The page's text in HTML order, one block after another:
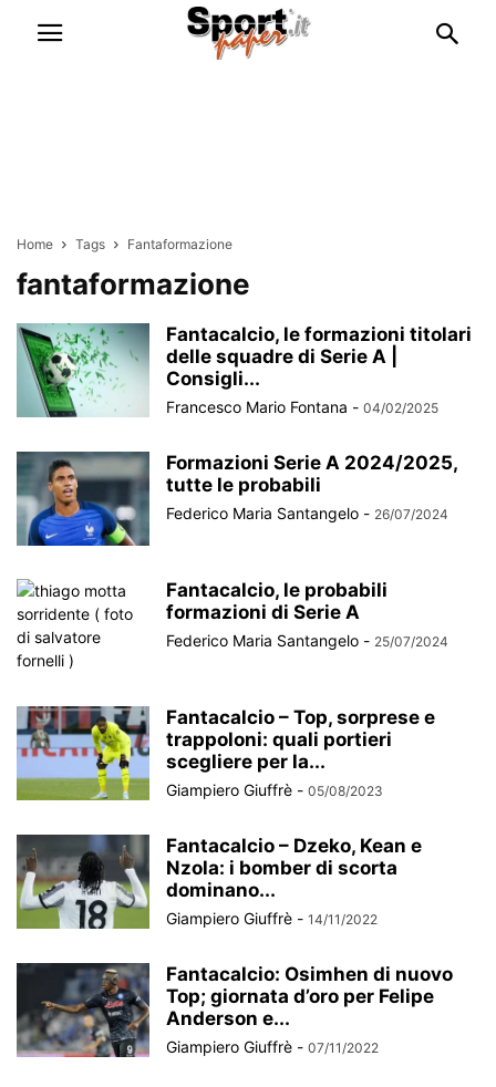
Home Tags Fantaformazione
fantaformazione
Fantacalcio, le formazioni titolari
delle squadre di Serie A |
Consigli...
Francesco Mario Fontana - 04/02/2025
Formazioni Serie A 2024/2025,
tutte le probabili
Federico Maria Santangelo - 26/07/2024
Fantacalcio, le probabili
formazioni di Serie A
Federico Maria Santangelo - 25/07/2024
Fantacalcio – Top, sorprese e
trappoloni: quali portieri
scegliere per la...
Giampiero Giuffrè - 05/08/2023
Fantacalcio – Dzeko, Kean e
Nzola: i bomber di scorta
dominano...
Giampiero Giuffrè - 14/11/2022
Fantacalcio: Osimhen di nuovo
Top; giornata d’oro per Felipe
Anderson e...
Giampiero Giuffrè - 07/11/2022